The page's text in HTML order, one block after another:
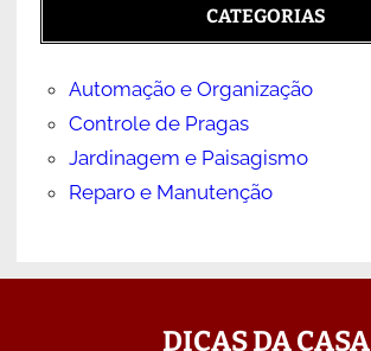
CATEGORIAS
Automação e Organização
Controle de Pragas
Jardinagem e Paisagismo
Reparo e Manutenção
DICAS DA CASA